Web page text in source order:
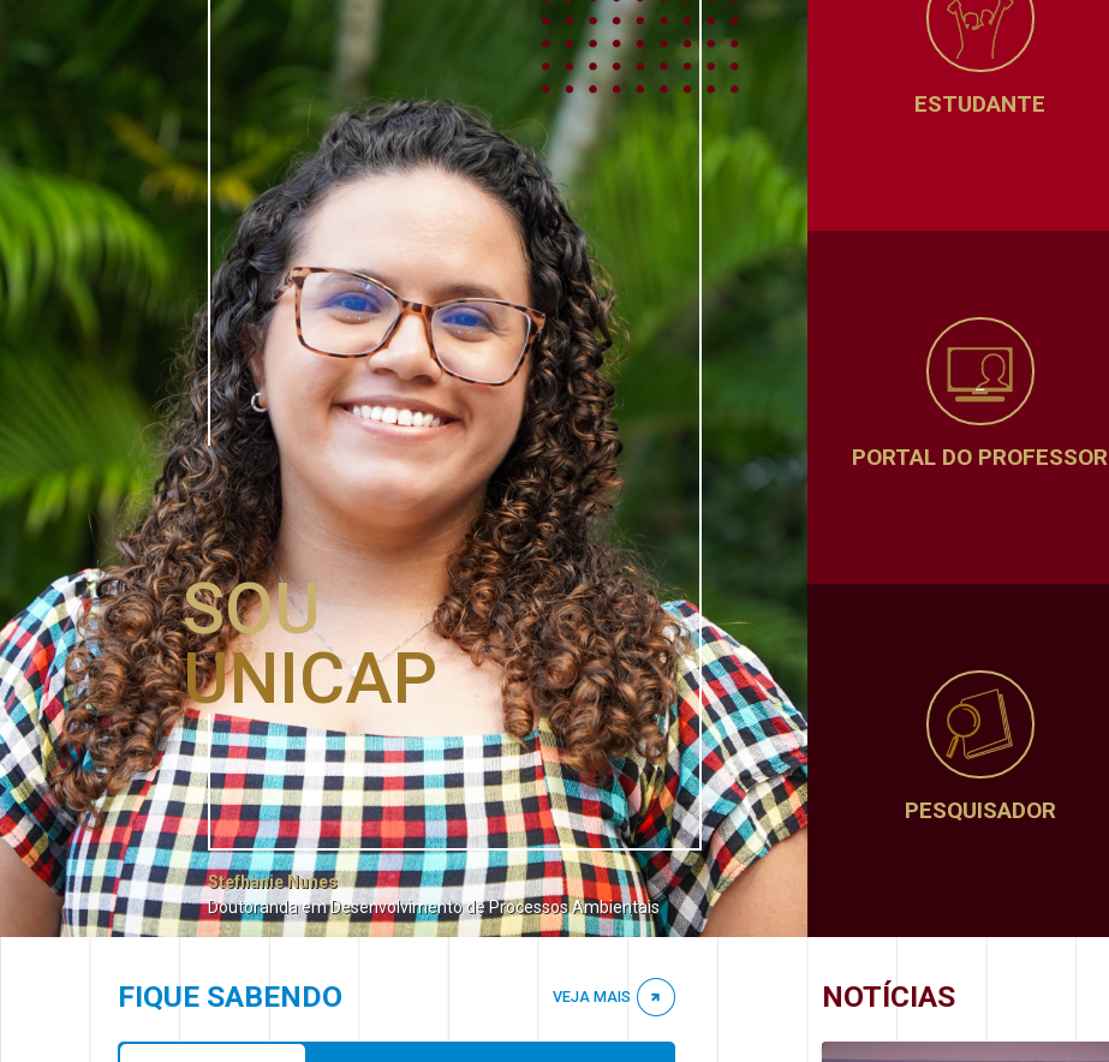
SOU
UNICAP
Stefhanie Nunes
Doutoranda em Desenvolvimento de Processos Ambientais
ESTUDANTE
PORTAL DO PROFESSOR
PESQUISADOR
FIQUE SABENDO VEJA MAIS NOTÍCIAS